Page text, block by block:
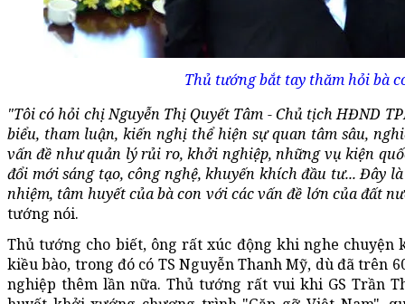
Thủ tướng bắt tay thăm hỏi bà
"Tôi có hỏi chị Nguyễn Thị Quyết Tâm - Chủ tịch HĐND
biểu, tham luận, kiến nghị thể hiện sự quan tâm sâu,
vấn đề như quản lý rủi ro, khởi nghiệp, những vụ kiện
đổi mới sáng tạo, công nghệ, khuyến khích đầu tư... Đây
nhiệm, tâm huyết của bà con với các vấn đề lớn của đất
tướng nói.
Thủ tướng cho biết, ông rất xúc động khi nghe chuyện
kiều bào, trong đó có TS Nguyễn Thanh Mỹ, dù đã trên
nghiệp thêm lần nữa. Thủ tướng rất vui khi GS Trần